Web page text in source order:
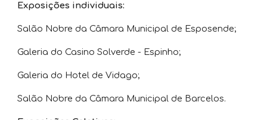
Exposições individuais:
Salão Nobre da Câmara Municipal de Esposende;
Galeria do Casino Solverde - Espinho;
Galeria do Hotel de Vidago;
Salão Nobre da Câmara Municipal de Barcelos.